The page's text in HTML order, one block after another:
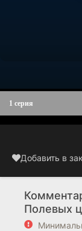
1 серия
Добавить в
Полевых